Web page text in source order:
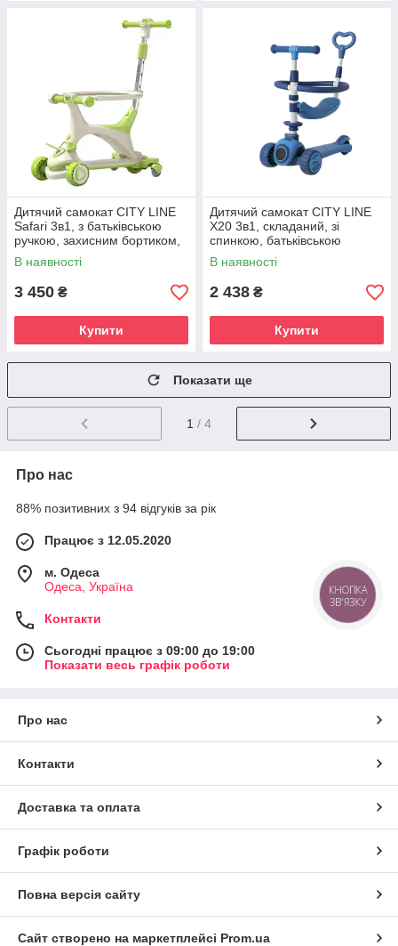
Дитячий самокат CITY LINE
Safari 3в1, з батьківською
ручкою, захисним бортиком,
сидінням
В наявності
3 450 ₴
Купити
Дитячий самокат CITY LINE
X20 3в1, складаний, зі
спинкою, батьківською
ручкою та LED-підсвіткою, до
50 кг
В наявності
2 438 ₴
Купити
Показати ще
1 / 4
Про нас
88% позитивних з 94 відгуків за рік
Працює з 12.05.2020
м. Одеса
Одеса, Україна
Контакти
Сьогодні працює з 09:00 до 19:00
Показати весь графік роботи
Про нас
Контакти
Доставка та оплата
Графік роботи
Повна версія сайту
Сайт створено на маркетплейсі Prom.ua
КНОПКА
ЗВ'ЯЗКУ